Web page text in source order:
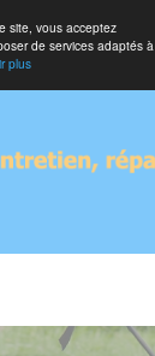
site, vous acceptez
de services adaptés à
plus